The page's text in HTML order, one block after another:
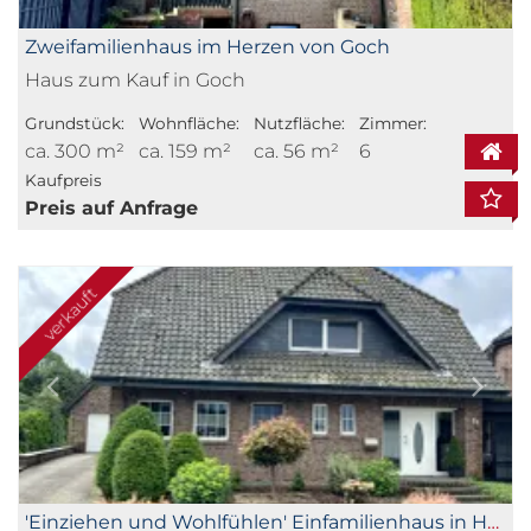
Zweifamilienhaus im Herzen von Goch
Haus zum Kauf in Goch
Grundstück:
ca. 300 m²
Wohnfläche:
ca. 159 m²
Nutzfläche:
ca. 56 m²
Zimmer:
6
Kaufpreis
Preis auf Anfrage
verkauft
'Einziehen und Wohlfühlen' Einfamilienhaus in Hassum